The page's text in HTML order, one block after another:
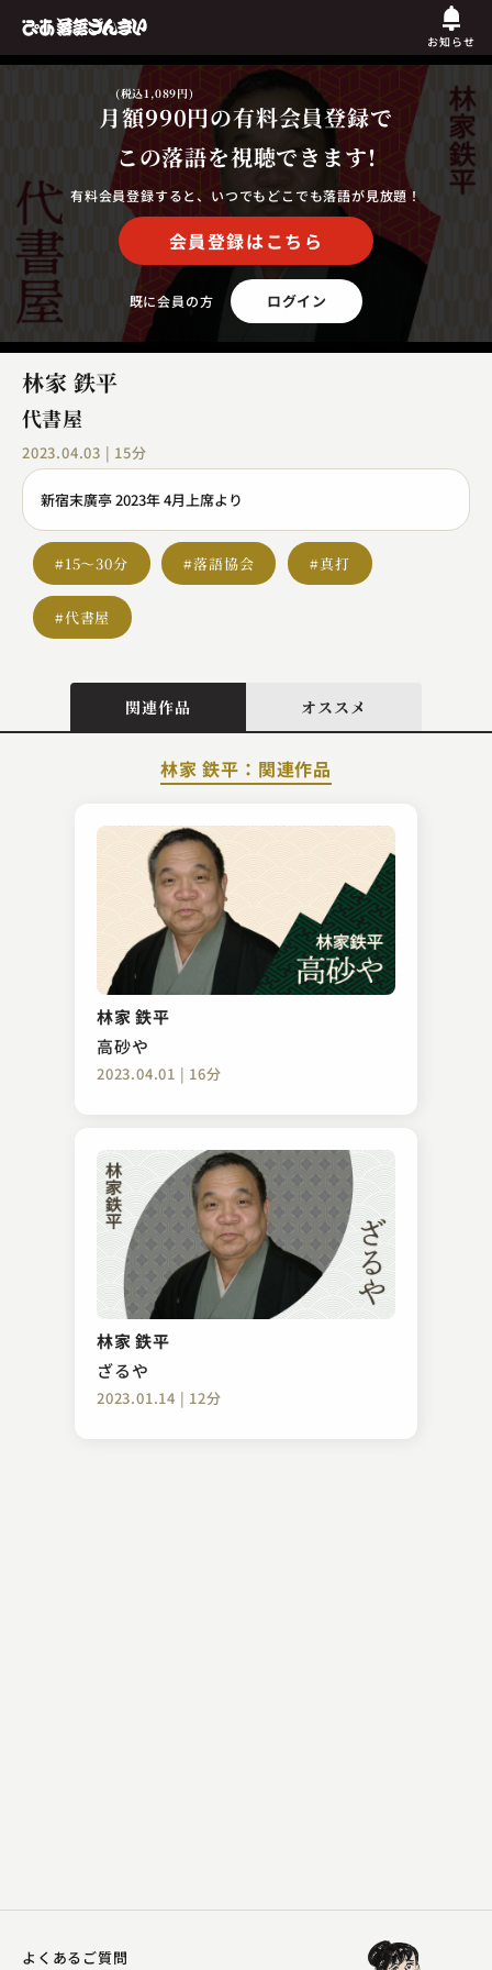
お知らせ
月額990円
(税込1,089円)
の有料会員登録で
この落語を視聴できます!
有料会員登録すると、いつでもどこでも落語が見放題！
会員登録はこちら
既に会員の方 ログイン
林家 鉄平
代書屋
2023.04.03 | 15分
新宿末廣亭 2023年 4月上席より
#15～30分 #落語協会 #真打
#代書屋
関連作品 オススメ
林家 鉄平：関連作品
林家 鉄平
高砂や
2023.04.01 | 16分
林家 鉄平
ざるや
2023.01.14 | 12分
桂 夏丸
酉の市2023
2023.11.09 | 15分
柳家 さん福
五目講釈
2023.08.05 | 17分
よくあるご質問